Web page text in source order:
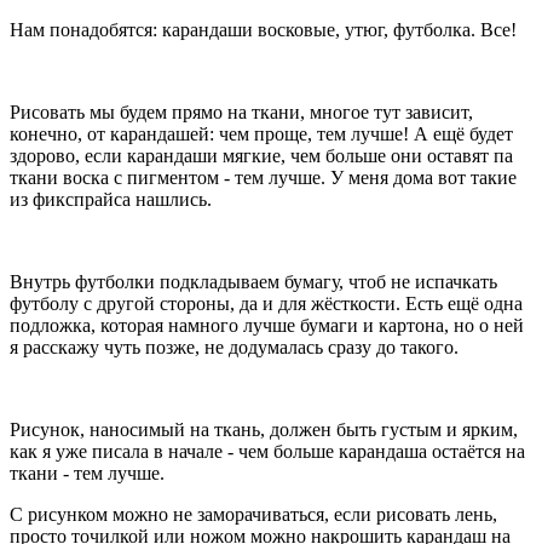
Нам понадобятся: карандаши восковые, утюг, футболка. Все!
Рисовать мы будем прямо на ткани, многое тут зависит,
конечно, от карандашей: чем проще, тем лучше! А ещё будет
здорово, если карандаши мягкие, чем больше они оставят па
ткани воска с пигментом - тем лучше. У меня дома вот такие
из фикспрайса нашлись.
Внутрь футболки подкладываем бумагу, чтоб не испачкать
футболу с другой стороны, да и для жёсткости. Есть ещё одна
подложка, которая намного лучше бумаги и картона, но о ней
я расскажу чуть позже, не додумалась сразу до такого.
Рисунок, наносимый на ткань, должен быть густым и ярким,
как я уже писала в начале - чем больше карандаша остаётся на
ткани - тем лучше.
С рисунком можно не заморачиваться, если рисовать лень,
просто точилкой или ножом можно накрошить карандаш на